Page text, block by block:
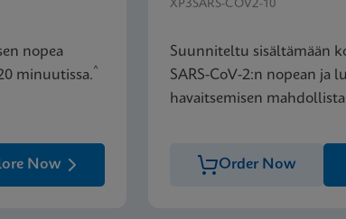
nopea
minuutissa.^
Now
XP3SARS-COV2-10
Suunniteltu sisältämään
SARS-CoV-2:n nopean ja
havaitsemisen
Order Now